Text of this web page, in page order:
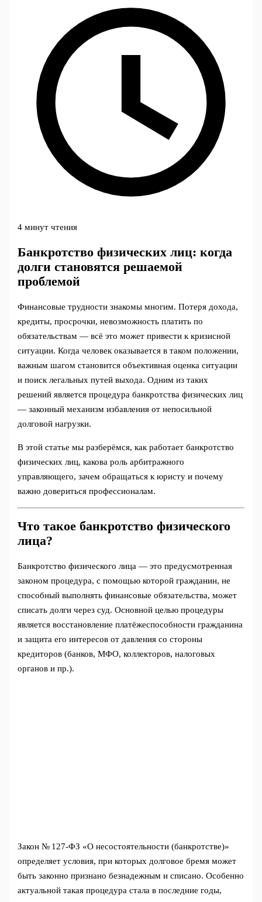
4 минут чтения
Банкротство физических лиц: когда
долги становятся решаемой
проблемой
Финансовые трудности знакомы многим. Потеря дохода,
кредиты, просрочки, невозможность платить по
обязательствам — всё это может привести к кризисной
ситуации. Когда человек оказывается в таком положении,
важным шагом становится объективная оценка ситуации
и поиск легальных путей выхода. Одним из таких
решений является процедура банкротства физических лиц
— законный механизм избавления от непосильной
долговой нагрузки.
В этой статье мы разберёмся, как работает банкротство
физических лиц, какова роль арбитражного
управляющего, зачем обращаться к юристу и почему
важно довериться профессионалам.
Что такое банкротство физического
лица?
Банкротство физического лица — это предусмотренная
законом процедура, с помощью которой гражданин, не
способный выполнять финансовые обязательства, может
списать долги через суд. Основной целью процедуры
является восстановление платёжеспособности гражданина
и защита его интересов от давления со стороны
кредиторов (банков, МФО, коллекторов, налоговых
органов и пр.).
Закон № 127-ФЗ «О несостоятельности (банкротстве)»
определяет условия, при которых долговое бремя может
быть законно признано безнадежным и списано. Особенно
актуальной такая процедура стала в последние годы,